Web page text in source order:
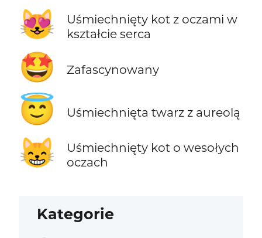
😻
Uśmiechnięty kot z oczami w
kształcie serca
🤩 Zafascynowany
😇 Uśmiechnięta twarz z aureolą
😸
Uśmiechnięty kot o wesołych
oczach
Kategorie